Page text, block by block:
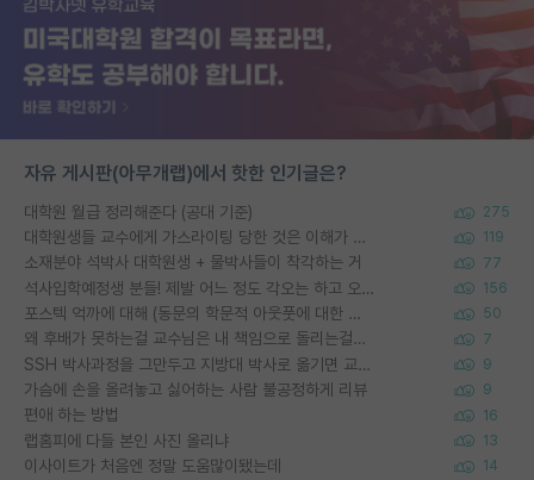
자유 게시판(아무개랩)에서 핫한 인기글은?
대학원 월급 정리해준다 (공대 기준) 275
대학원생들 교수에게 가스라이팅 당한 것은 이해가 갑니다. 안타깝네요. 119
소재분야 석박사 대학원생 + 물박사들이 착각하는 거 77
석사입학예정생 분들! 제발 어느 정도 각오는 하고 오세요. 156
포스텍 억까에 대해 (동문의 학문적 아웃풋에 대한 반박) 50
왜 후배가 못하는걸 교수님은 내 책임으로 돌리는걸까요? 7
SSH 박사과정을 그만두고 지방대 박사로 옮기면 교수의 꿈은 끝일까요? 9
가슴에 손을 올려놓고 싫어하는 사람 불공정하게 리뷰 9
편애 하는 방법 16
랩홈피에 다들 본인 사진 올리냐 13
이사이트가 처음엔 정말 도움많이됐는데 14